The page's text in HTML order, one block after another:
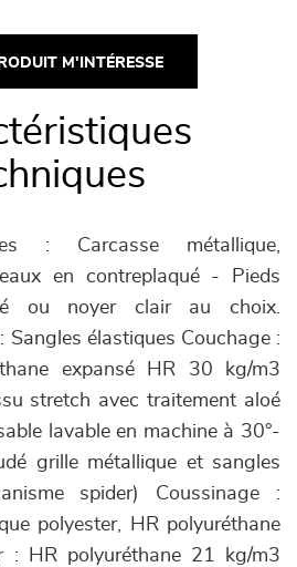
M'INTÉRESSE
: Carcasse métallique,
en contreplaqué - Pieds
ou noyer clair au choix.
Sangles élastiques Couchage :
expansé HR 30 kg/m3
stretch avec traitement aloé
lavable en machine à 30°-
grille métallique et sangles
spider) Coussinage :
polyester, HR polyuréthane
: HR polyuréthane 21 kg/m3